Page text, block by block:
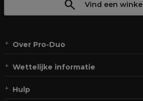
Vind een winkel
Over Pro-Duo
Wettelijke informatie
Hulp